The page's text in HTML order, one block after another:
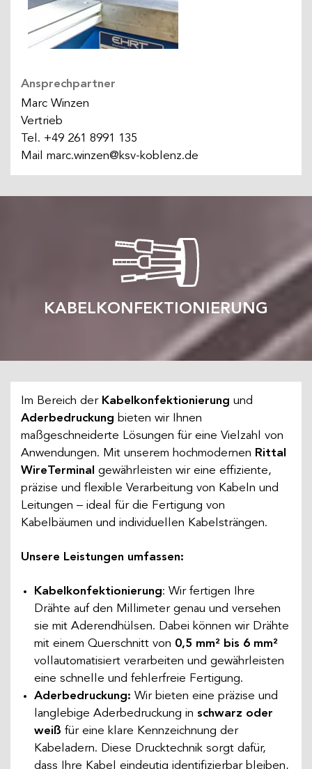
Ansprechpartner
Marc Winzen
Vertrieb
Tel. +49 261 8991 135
Mail marc.winzen@ksv-koblenz.de
KABELKONFEKTIONIERUNG
Im Bereich der Kabelkonfektionierung und
Aderbedruckung bieten wir Ihnen
maßgeschneiderte Lösungen für eine Vielzahl von
Anwendungen. Mit unserem hochmodernen Rittal
WireTerminal gewährleisten wir eine effiziente,
präzise und flexible Verarbeitung von Kabeln und
Leitungen – ideal für die Fertigung von
Kabelbäumen und individuellen Kabelsträngen.
Unsere Leistungen umfassen:
Kabelkonfektionierung: Wir fertigen Ihre
Drähte auf den Millimeter genau und versehen
sie mit Aderendhülsen. Dabei können wir Drähte
mit einem Querschnitt von 0,5 mm² bis 6 mm²
vollautomatisiert verarbeiten und gewährleisten
eine schnelle und fehlerfreie Fertigung.
Aderbedruckung: Wir bieten eine präzise und
langlebige Aderbedruckung in schwarz oder
weiß für eine klare Kennzeichnung der
Kabeladern. Diese Drucktechnik sorgt dafür,
dass Ihre Kabel eindeutig identifizierbar bleiben,